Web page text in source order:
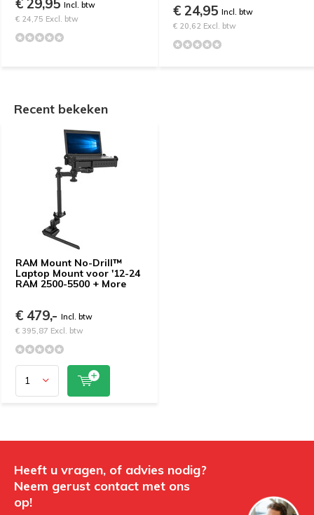
€ 29,95 Incl. btw
€ 24,75 Excl. btw
€ 24,95 Incl. btw
€ 20,62 Excl. btw
Recent bekeken
RAM Mount No-Drill™
Laptop Mount voor '12-24
RAM 2500-5500 + More
€ 479,- Incl. btw
€ 395,87 Excl. btw
Heeft u vragen, of advies nodig?
Neem gerust contact met ons
op!